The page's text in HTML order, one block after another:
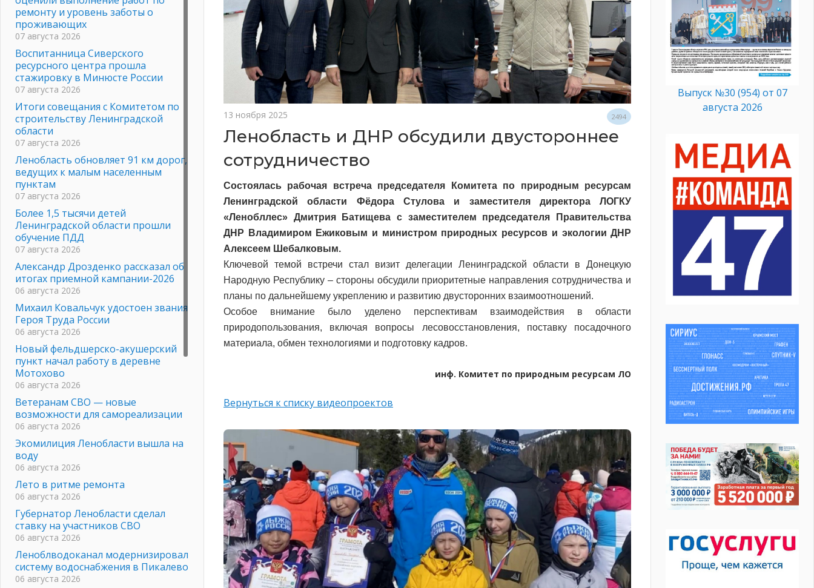
13 ноября 2025 2494
Ленобласть и ДНР обсудили двустороннее
сотрудничество
Состоялась рабочая встреча председателя Комитета по природным ресурсам
Ленинградской области Фёдора Стулова и заместителя директора ЛОГКУ
«Ленобллес» Дмитрия Батищева с заместителем председателя Правительства
ДНР Владимиром Ежиковым и министром природных ресурсов и экологии ДНР
Алексеем Шебалковым.
Ключевой темой встречи стал визит делегации Ленинградской области в Донецкую
Народную Республику – стороны обсудили приоритетные направления сотрудничества и
планы по дальнейшему укреплению и развитию двусторонних взаимоотношений.
Особое внимание было уделено перспективам взаимодействия в области
природопользования, включая вопросы лесовосстановления, поставку посадочного
материала, обмен технологиями и подготовку кадров.
инф. Комитет по природным ресурсам ЛО
Вернуться к списку видеопроектов
ремонту и уровень заботы о
проживающих
07 августа 2026
Воспитанница Сиверского
ресурсного центра прошла
стажировку в Минюсте России
07 августа 2026
Итоги совещания с Комитетом по
строительству Ленинградской
области
07 августа 2026
Ленобласть обновляет 91 км дорог,
ведущих к малым населенным
пунктам
07 августа 2026
Более 1,5 тысячи детей
Ленинградской области прошли
обучение ПДД
07 августа 2026
Александр Дрозденко рассказал об
итогах приемной кампании-2026
06 августа 2026
Михаил Ковальчук удостоен звания
Героя Труда России
06 августа 2026
Новый фельдшерско-акушерский
пункт начал работу в деревне
Мотохово
06 августа 2026
Ветеранам СВО — новые
возможности для самореализации
06 августа 2026
Экомилиция Ленобласти вышла на
воду
06 августа 2026
Лето в ритме ремонта
06 августа 2026
Губернатор Ленобласти сделал
ставку на участников СВО
06 августа 2026
Леноблводоканал модернизировал
систему водоснабжения в Пикалево
06 августа 2026
Выпуск №30 (954) от 07
августа 2026